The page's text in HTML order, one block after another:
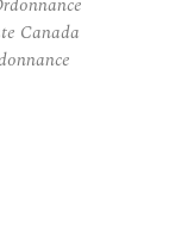
Canada